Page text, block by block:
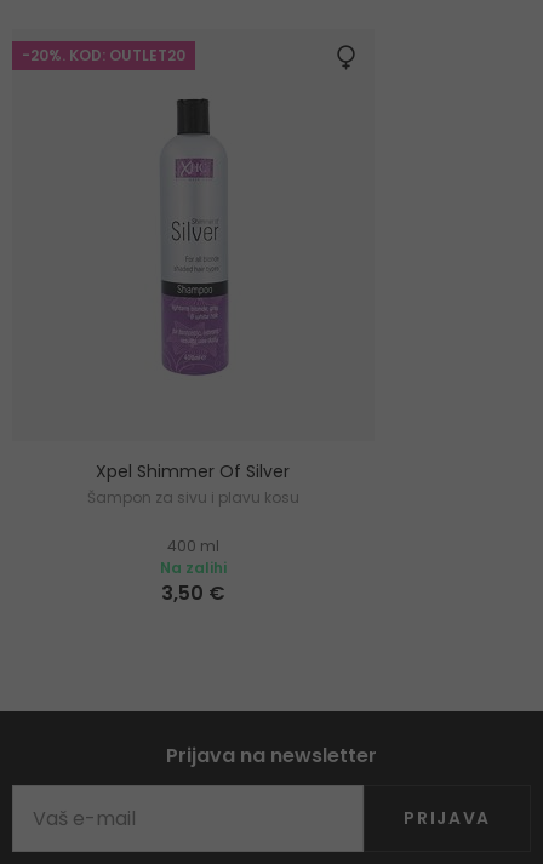
-20%. KOD: OUTLET20
Xpel Shimmer Of Silver
Šampon za sivu i plavu kosu
400 ml
Na zalihi
3,50 €
Prijava na newsletter
PRIJAVA